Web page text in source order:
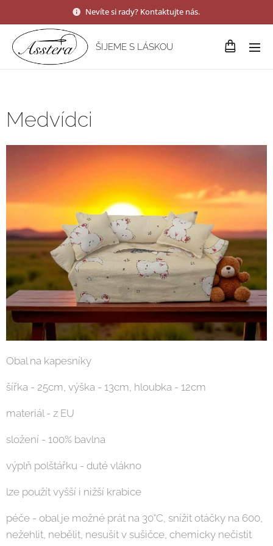
Nevíte si rady? Kontaktujte nás.
ŠIJEME S LÁSKOU
Medvídci
Obal na kapesníky
šířka - 25cm, výška - 13cm, hloubka - 12cm
materiál - z EU
složení - 100% bavlna
výplň polštářku - duté vlákno
lze použít vyšší i nižší krabice
péče - obal je možné prát na 30°C, snížit otáčky na 600,
nežehlit, nebělit, nesušit v sušičce, chemicky nečistit